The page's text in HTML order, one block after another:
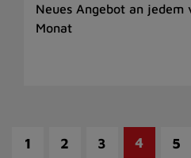
Neues Angebot an jedem
Monat
1 2 3 4 5